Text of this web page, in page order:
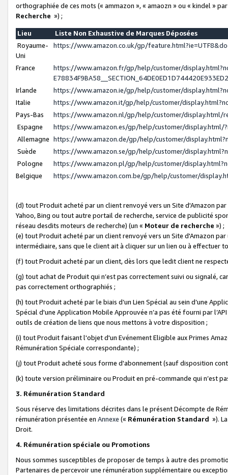
orthographiée de ces mots (« ammazon », « amaozn » ou « kindel »
Recherche ») ;
Lieu
Liste Non Exhaustive de Marques Déposées
Royaume-
Uni
https://www.amazon.co.uk/gp/
France
https://www.amazon.fr/gp/help/customer/
Irlande
https://www.amazon.ie/gp/help/customer/
Italie
https://www.amazon.it/gp/help/customer/
Pays-Bas
https://www.amazon.nl/gp/help/customer/display.html/
Espagne
https://www.amazon.es/gp/help/customer/display.html/
Allemagne https://www.amazon.de/gp/help/customer/
Suède
https://www.amazon.se/gp/help/customer/
Pologne
https://www.amazon.pl/gp/help/customer/
Belgique
https://www.amazon.com.be/gp/help/customer/
(d) tout Produit acheté par un client renvoyé vers un Site d'Amazon
Yahoo, Bing ou tout autre portail de recherche, service de publicité
réseau desdits moteurs de recherche) (un « Moteur de recherche ») ;
(e) tout Produit acheté par un client renvoyé vers un Site d'Amazon
intermédiaire, sans que le client ait à cliquer sur un lien ou à
(f) tout Produit acheté par un client, dès lors que ledit client ne
(g) tout achat de Produit qui n’est pas correctement suivi ou signalé,
pas correctement orthographiés ;
(h) tout Produit acheté par le biais d’un Lien Spécial au sein d’une
Spécial d'une Application Mobile Approuvée n’a pas été fourni par
outils de création de liens que nous mettons à votre disposition ;
(i) tout Produit faisant l'objet d'un Evénement Eligible aux Primes
Rémunération Spéciale correspondante) ;
(j) tout Produit acheté sous forme d'abonnement (sauf disposition
(k) toute version préliminaire ou Produit en pré-commande qui n’est
3. Rémunération Standard
Sous réserve des limitations décrites dans le présent Décompte de
rémunération présentée en Annexe (« Rémunération Standard »).
Droit.
4. Rémunération spéciale ou Promotions
Nous sommes susceptibles de proposer de temps à autre des
Partenaires de percevoir une rémunération supplémentaire ou